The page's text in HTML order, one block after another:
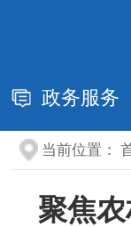
政务服务
当前位置：
聚焦